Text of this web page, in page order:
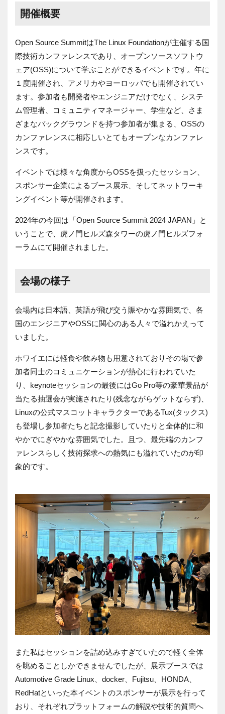
開催概要
Open Source SummitはThe Linux Foundationが主催する国
際技術カンファレンスであり、オープンソースソフトウ
ェア(OSS)について学ぶことができるイベントです。年に
１度開催され、アメリカやヨーロッパでも開催されてい
ます。参加者も開発者やエンジニアだけでなく、システ
ム管理者、コミュニティマネージャー、学生など、さま
ざまなバックグラウンドを持つ参加者が集まる、 OSSの
カンファレンスに相応しいとてもオープンなカンファレ
ンスです。
イベントでは様々な角度からOSSを扱ったセッション、
スポンサー企業によるブース展示、そしてネットワーキ
ングイベント等が開催されます。
2024年の今回は「Open Source Summit 2024 JAPAN 」と
いうことで、虎ノ門ヒルズ森タワーの虎ノ門ヒルズフォ
ーラムにて開催されました。
会場の様子
会場内は日本語、英語が飛び交う賑やかな雰囲気で、各
国のエンジニアやOSSに関心のある人々で溢れかえって
いました。
ホワイエには軽食や飲み物も用意されておりその場で参
加者同士のコミュニケーションが熱心に行われていた
り、 keynoteセッションの最後にはGo Pro等の豪華景品が
当たる抽選会が実施されたり (残念ながらゲットならず)
Linuxの公式マスコットキャラクターであるTux(タックス)
も登場し参加者たちと記念撮影していたりと全体的に和
やかでにぎやかな雰囲気でした。且つ、最先端のカンフ
ァレンスらしく技術探求への熱気にも溢れていたのが印
象的です。
また私はセッションを詰め込みすぎていたので軽く全体
を眺めることしかできませんでしたが、展示ブースでは
Automotive Grade Linux
docker Fujitsu HONDA
RedHatといった本イベントのスポンサーが展示を行って
おり、それぞれプラットフォームの解説や技術的質問へ